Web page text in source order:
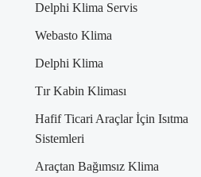
Delphi Klima Servis
Webasto Klima
Delphi Klima
Tır Kabin Kliması
Hafif Ticari Araçlar İçin Isıtma
Sistemleri
Araçtan Bağımsız Klima